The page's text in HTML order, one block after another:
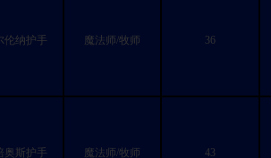
伦纳护手 魔法师/牧师 36
奥斯护手 魔法师/牧师 43